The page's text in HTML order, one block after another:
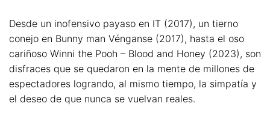
Desde un inofensivo payaso en IT (2017), un tierno
conejo en Bunny man Vénganse (2017), hasta el oso
cariñoso Winni the Pooh – Blood and Honey (2023), son
disfraces que se quedaron en la mente de millones de
espectadores logrando, al mismo tiempo, la simpatía y
el deseo de que nunca se vuelvan reales.